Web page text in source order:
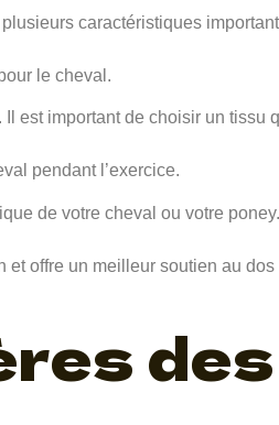
caractéristiques
le cheval.
est important de choisir un tissu
pendant l’exercice.
de votre cheval ou votre
offre un meilleur soutien au